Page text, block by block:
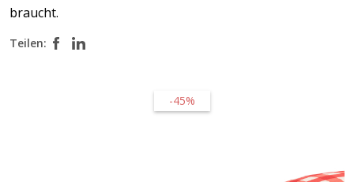
braucht.
Teilen:
-45%